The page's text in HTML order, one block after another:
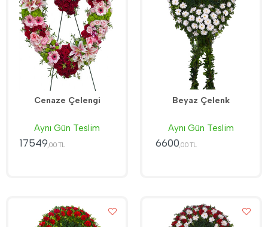
Cenaze Çelengi
Aynı Gün Teslim
17549,00 TL
Beyaz Çelenk
Aynı Gün Teslim
6600,00 TL